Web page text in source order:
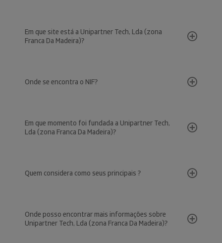
Em que site está a Unipartner Tech, Lda (zona
Franca Da Madeira)?
Onde se encontra o NIF?
Em que momento foi fundada a Unipartner Tech,
Lda (zona Franca Da Madeira)?
Quem considera como seus principais ?
Onde posso encontrar mais informações sobre
Unipartner Tech, Lda (zona Franca Da Madeira)?